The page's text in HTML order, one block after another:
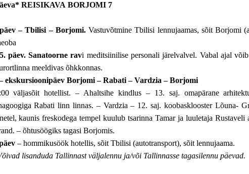
REISIKAVA BORJOMI 7
– Tbilisi – Borjomi.Vastuvõtmine Tbilisi lennujaamas, sõit Borjomi
päev. Sanatoorne ravi meditsiinilise personali järelvalvel. Vabal ajal
meeldivas õhkkonnas.
ekskursioonipäev Borjomi – Rabati – Vardzia – Borjomi
väljasõit hotellist. – Ahaltsihe kindlus – 13. saj. omapärane
Rabati linn linnas. – Vardzia – 12. saj. koobasklooster Lõuna-
kaunis freskodega tempel kuulub tsarinna Tamar ja luuletaja
– õhtusöögiks tagasi Borjomis.
– hommikusöök hotellis, sõit Tbilisi (autotransport), sõit lennujaama.
lisanduda Tallinnast väljalennu ja/või Tallinnasse tagasilennu päevad.